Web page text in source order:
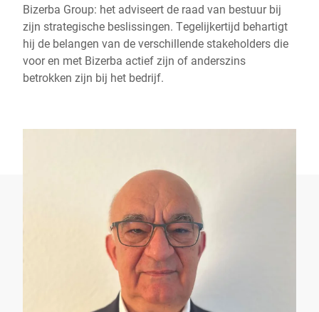
Bizerba Group: het adviseert de raad van bestuur bij
zijn strategische beslissingen. Tegelijkertijd behartigt
hij de belangen van de verschillende stakeholders die
voor en met Bizerba actief zijn of anderszins
betrokken zijn bij het bedrijf.